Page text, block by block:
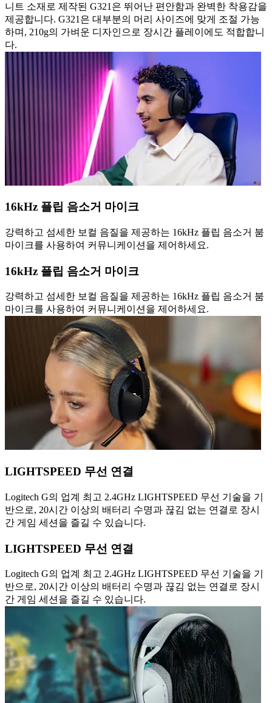
니트 소재로 제작된 G321은 뛰어난 편안함과 완벽한 착용감을
제공합니다. G321은 대부분의 머리 사이즈에 맞게 조절 가능
하며, 210g의 가벼운 디자인으로 장시간 플레이에도 적합합니
다.
16kHz 플립 음소거 마이크
강력하고 섬세한 보컬 음질을 제공하는 16kHz 플립 음소거 붐
마이크를 사용하여 커뮤니케이션을 제어하세요.
16kHz 플립 음소거 마이크
강력하고 섬세한 보컬 음질을 제공하는 16kHz 플립 음소거 붐
마이크를 사용하여 커뮤니케이션을 제어하세요.
LIGHTSPEED 무선 연결
Logitech G의 업계 최고 2.4GHz LIGHTSPEED 무선 기술을 기
반으로, 20시간 이상의 배터리 수명과 끊김 없는 연결로 장시
간 게임 세션을 즐길 수 있습니다.
LIGHTSPEED 무선 연결
Logitech G의 업계 최고 2.4GHz LIGHTSPEED 무선 기술을 기
반으로, 20시간 이상의 배터리 수명과 끊김 없는 연결로 장시
간 게임 세션을 즐길 수 있습니다.